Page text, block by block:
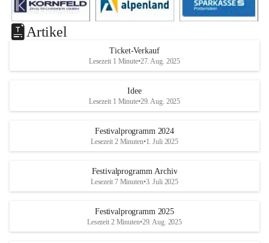
Artikel
Ticket-Verkauf
Lesezeit 1 Minute•27. Aug. 2025
Idee
Lesezeit 1 Minute•29. Aug. 2025
Festivalprogramm 2024
Lesezeit 2 Minuten•1. Juli 2025
Festivalprogramm Archiv
Lesezeit 7 Minuten•3. Juli 2025
Festivalprogramm 2025
Lesezeit 2 Minuten•29. Aug. 2025